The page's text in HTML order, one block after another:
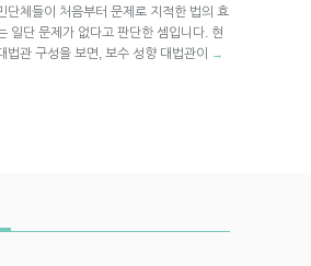
단체들이 처음부터 문제로 지적한 법의 효
일단 문제가 없다고 판단한 셈입니다. 현
법관 구성을 보면, 보수 성향 대법관이
→